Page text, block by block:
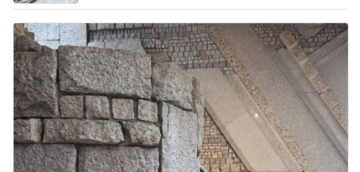
真琴つばさ 被災地へ心からの祈り
Amebaトピックス 1日前